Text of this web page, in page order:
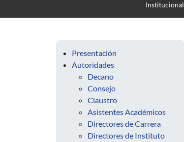
Institucional
Presentación
Autoridades
Decano
Consejo
Claustro
Asistentes Académicos
Directores de Carrera
Directores de Instituto